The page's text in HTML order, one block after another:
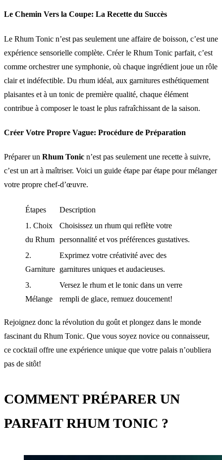
Le Chemin Vers la Coupe: La Recette du Succès
Le Rhum Tonic n’est pas seulement une affaire de boisson, c’est une
expérience sensorielle complète. Créer le Rhum Tonic parfait, c’est
comme orchestrer une symphonie, où chaque ingrédient joue un rôle
clair et indéfectible. Du rhum idéal, aux garnitures esthétiquement
plaisantes et à un tonic de première qualité, chaque élément
contribue à composer le toast le plus rafraîchissant de la saison.
Créer Votre Propre Vague: Procédure de Préparation
Préparer un Rhum Tonic n’est pas seulement une recette à suivre,
c’est un art à maîtriser. Voici un guide étape par étape pour mélanger
votre propre chef-d’œuvre.
Étapes
Description
1. Choix
du Rhum
Choisissez un rhum qui reflète votre
personnalité et vos préférences gustatives.
2.
Garniture
Exprimez votre créativité avec des
garnitures uniques et audacieuses.
3.
Mélange
Versez le rhum et le tonic dans un verre
rempli de glace, remuez doucement!
Rejoignez donc la révolution du goût et plongez dans le monde
fascinant du Rhum Tonic. Que vous soyez novice ou connaisseur,
ce cocktail offre une expérience unique que votre palais n’oubliera
pas de sitôt!
COMMENT PRÉPARER UN
PARFAIT RHUM TONIC ?